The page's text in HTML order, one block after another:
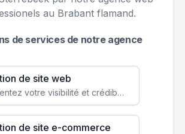
au Brabant flamand.
de services de notre agence
de site web
Augmentez votre visibilité et crédibilité en ligne avec un site web performant, conçu pour attirer plus de clients.
de site e-commerce